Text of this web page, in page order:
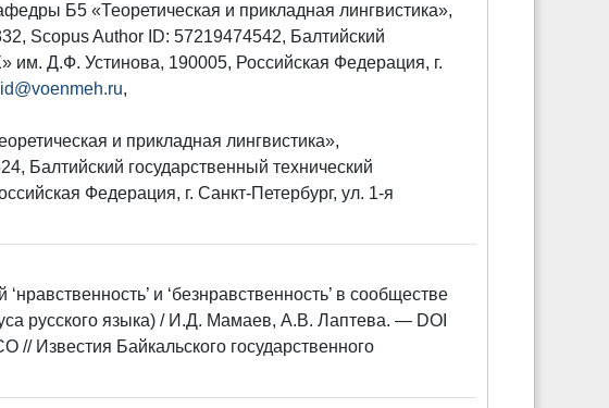
Б5 «Теоретическая и прикладная лингвистика»,
Scopus Author ID: 57219474542, Балтийский
им. Д.Ф. Устинова, 190005, Российская Федерация, г.
,
и прикладная лингвистика»,
Балтийский государственный технический
Федерация, г. Санкт-Петербург, ул. 1-я
и ‘безнравственность’ в сообществе
русского языка) / И.Д. Мамаев, А.В. Лаптева. — DOI
Известия Байкальского государственного